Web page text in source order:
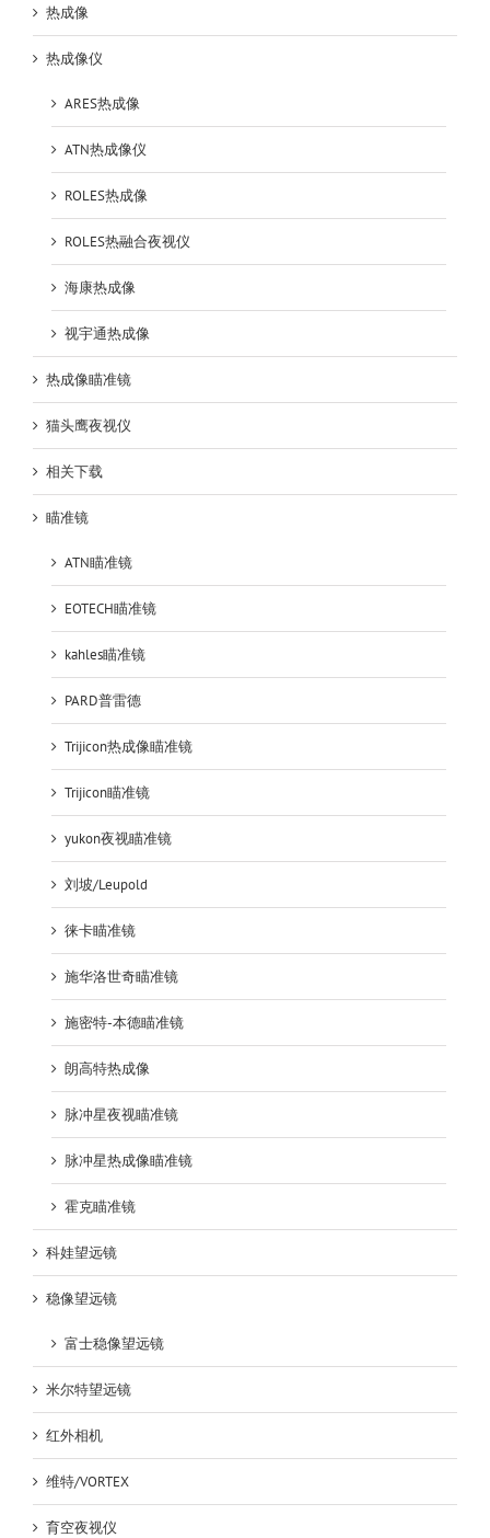
热成像
热成像仪
ARES热成像
ATN热成像仪
ROLES热成像
ROLES热融合夜视仪
海康热成像
视宇通热成像
热成像瞄准镜
猫头鹰夜视仪
相关下载
瞄准镜
ATN瞄准镜
EOTECH瞄准镜
kahles瞄准镜
PARD普雷德
Trijicon热成像瞄准镜
Trijicon瞄准镜
yukon夜视瞄准镜
刘坡/Leupold
徕卡瞄准镜
施华洛世奇瞄准镜
施密特-本德瞄准镜
朗高特热成像
脉冲星夜视瞄准镜
脉冲星热成像瞄准镜
霍克瞄准镜
科娃望远镜
稳像望远镜
富士稳像望远镜
米尔特望远镜
红外相机
维特/VORTEX
育空夜视仪